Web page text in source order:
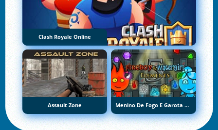
Clash Royale Online
Assault Zone Menino De Fogo E Garota De Água 5: Elementos